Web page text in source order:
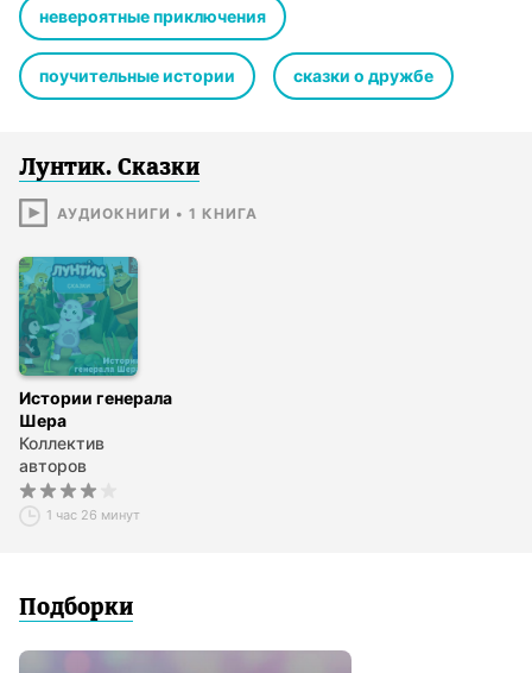
поучительные истории, которые поведает бравый генерал,
немало повидавший на своём веку. Итак, с Лунтиком –
навстречу приключениям!
© Сценарий 1С-Паблишинг
© Телеканал «Россия-1»
невероятные приключения
поучительные истории сказки о дружбе
Лунтик. Сказки
АУДИОКНИГИ • 1 КНИГА
Истории генерала
Шера
Коллектив
авторов
1 час 26 минут
Подборки